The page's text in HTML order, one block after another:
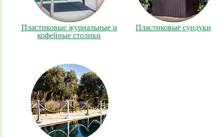
Пластиковые журнальные и
кофейные столики
Пластиковые сундуки